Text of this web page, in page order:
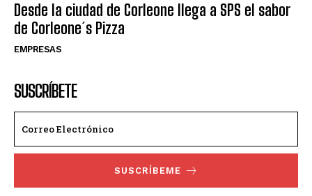
Desde la ciudad de Corleone llega a SPS el sabor
de Corleone´s Pizza
EMPRESAS
SUSCRÍBETE
SUSCRÍBEME